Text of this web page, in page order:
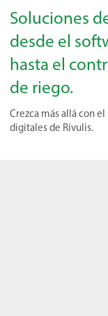
Soluciones
desde el
hasta el
de riego.
Crezca más allá con
digitales de Rivulis.